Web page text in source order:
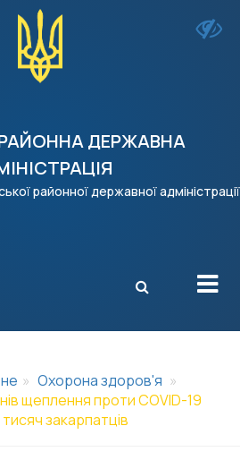
ДЕРЖАВНА
районної державної адміністрації
Охорона здоров'я
щеплення проти COVID-19
закарпатців